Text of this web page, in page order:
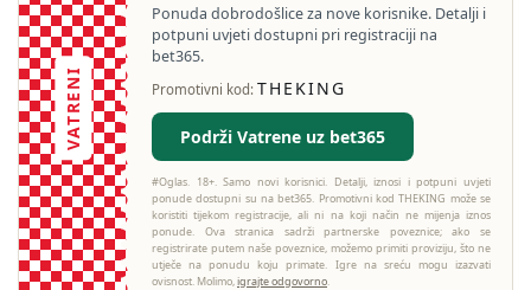
VATRENI
Ponuda dobrodošlice za nove korisnike. Detalji i
potpuni uvjeti dostupni pri registraciji na
bet365.
Promotivni kod: THEKING
Podrži Vatrene uz bet365
#Oglas. 18+. Samo novi korisnici. Detalji, iznosi i potpuni uvjeti
ponude dostupni su na bet365. Promotivni kod THEKING može se
koristiti tijekom registracije, ali ni na koji način ne mijenja iznos
ponude. Ova stranica sadrži partnerske poveznice; ako se
registrirate putem naše poveznice, možemo primiti proviziju, što ne
utječe na ponudu koju primate. Igre na sreću mogu izazvati
ovisnost. Molimo,igrajte odgovorno.